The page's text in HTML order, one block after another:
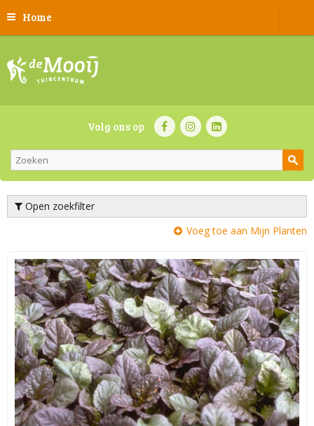
Home
Volg ons op
Open zoekfilter
Voeg toe aan Mijn Planten